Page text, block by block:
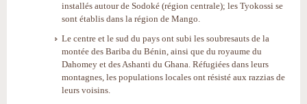
installés autour de Sodoké (région centrale); les Tyokossi se
sont établis dans la région de Mango.
Le centre et le sud du pays ont subi les soubresauts de la
montée des Bariba du Bénin, ainsi que du royaume du
Dahomey et des Ashanti du Ghana. Réfugiées dans leurs
montagnes, les populations locales ont résisté aux razzias de
leurs voisins.